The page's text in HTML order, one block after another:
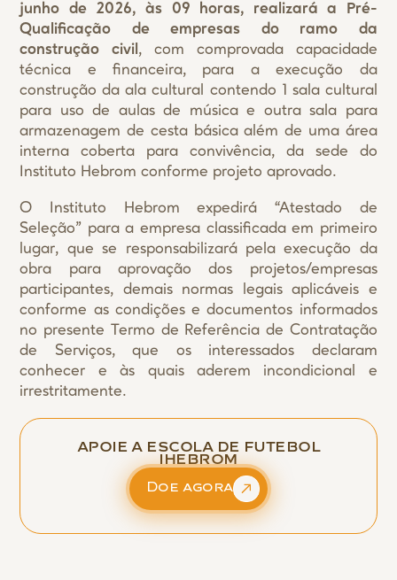
junho de 2026, às 09 horas, realizará a Pré-
Qualificação de empresas do ramo da
construção civil , com comprovada capacidade
técnica e financeira, para a execução da
construção da ala cultural contendo 1 sala cultural
para uso de aulas de música e outra sala para
armazenagem de cesta básica além de uma área
interna coberta para convivência, da sede do
Instituto Hebrom conforme projeto aprovado.
O Instituto Hebrom expedirá “Atestado de
Seleção” para a empresa classificada em primeiro
lugar, que se responsabilizará pela execução da
obra para aprovação dos projetos/empresas
participantes, demais normas legais aplicáveis e
conforme as condições e documentos informados
no presente Termo de Referência de Contratação
de Serviços, que os interessados declaram
conhecer e às quais aderem incondicional e
irrestritamente.
APOIE A ESCOLA DE FUTEBOL
IHEBROM
Doe agora